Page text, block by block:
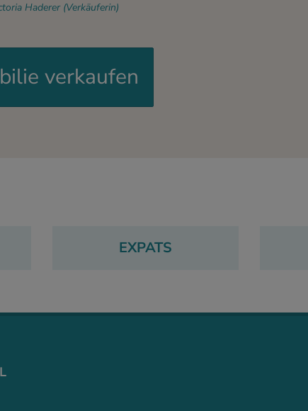
Haderer (Verkäuferin)
verkaufen
EXPATS